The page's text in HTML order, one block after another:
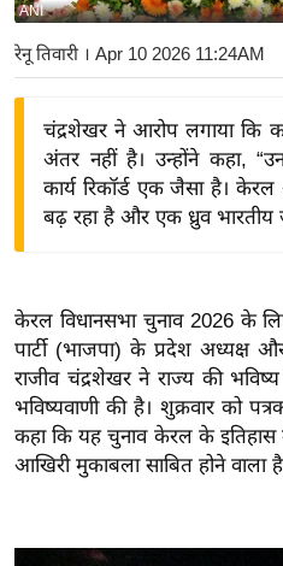
बि
ज़
ने
द्यो
वि
शे
ष
ज्ञ
रा
ANI
रेनू तिवारी । Apr 10 2026 11:24AM
चंद्रशेखर ने आरोप लगाया कि
अंतर नहीं है। उन्होंने कहा,
कार्य रिकॉर्ड एक जैसा है। केरल
बढ़ रहा है और एक ध्रुव भारतीय
केरल विधानसभा चुनाव 2026 के
पार्टी (भाजपा) के प्रदेश अध्यक्ष और
राजीव चंद्रशेखर ने राज्य की
भविष्यवाणी की है। शुक्रवार को
कहा कि यह चुनाव केरल के इतिहास
आखिरी मुकाबला साबित होने वाला